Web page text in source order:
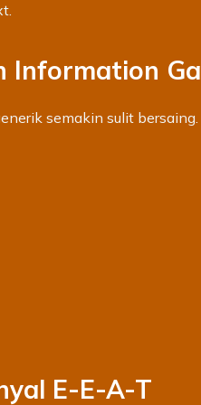
Information
semakin sulit
E-E-A-T